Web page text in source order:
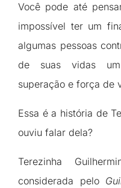
Você pode até
impossível ter um
algumas pessoas
de suas vidas
superação e força de
Essa é a história de
ouviu falar dela?
Terezinha
considerada pelo